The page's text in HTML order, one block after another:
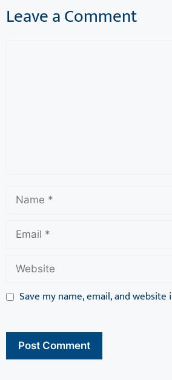
Leave a Comment
Save my name, email, and